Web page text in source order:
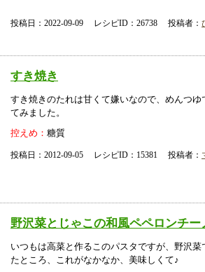
投稿日：2022-09-09 レシピID：26738 投稿者：
すき焼き
すき焼きのたれは甘くて嫌いなので、めんつゆ
てみました。
控えめ： 糖質
投稿日：2012-09-05 レシピID：15381 投稿者：
野沢菜とじゃこの和風ペペロンチー
いつもは高菜と作るこのパスタですが、野沢菜
たところ、これがなかなか、美味しくて♪